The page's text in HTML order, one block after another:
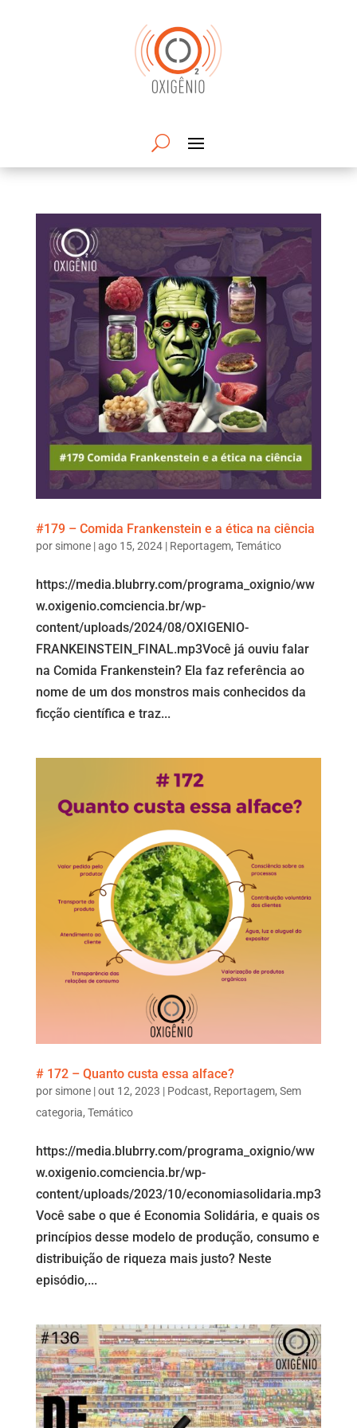
#179 – Comida Frankenstein e a ética na ciência
por simone|ago 15, 2024| Reportagem, Temático
https://media.blubrry.com/programa_oxignio/ww
w.oxigenio.comciencia.br/wp-
content/uploads/2024/08/OXIGENIO-
FRANKEINSTEIN_FINAL.mp3Você já ouviu falar
na Comida Frankenstein? Ela faz referência ao
nome de um dos monstros mais conhecidos da
ficção científica e traz...
# 172 – Quanto custa essa alface?
por simone|out 12, 2023 | Podcast, Reportagem, Sem
categoria, Temático
https://media.blubrry.com/programa_oxignio/ww
w.oxigenio.comciencia.br/wp-
content/uploads/2023/10/economiasolidaria.mp3
Você sabe o que é Economia Solidária, e quais os
princípios desse modelo de produção, consumo e
distribuição de riqueza mais justo? Neste
episódio,...